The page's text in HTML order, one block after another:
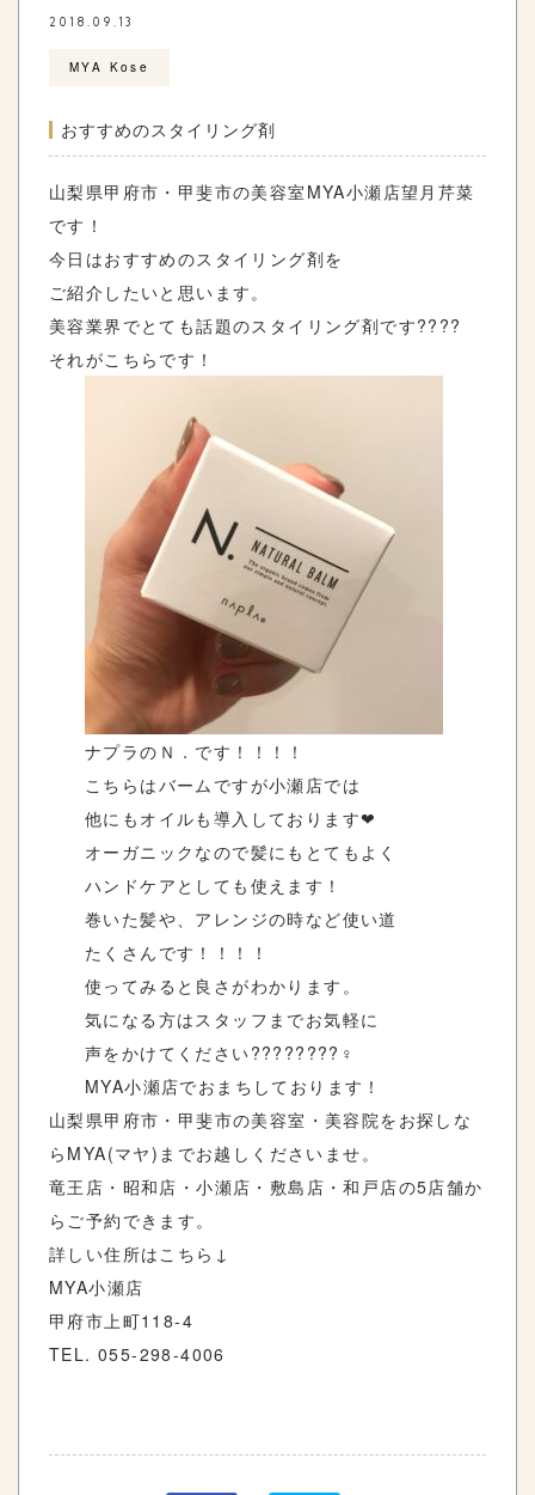
2018.09.13
MYA Kose
おすすめのスタイリング剤
山梨県甲府市・甲斐市の美容室MYA小瀬店望月芹菜
です！
今日はおすすめのスタイリング剤を
ご紹介したいと思います。
美容業界でとても話題のスタイリング剤です????
それがこちらです！
ナプラのＮ．です！！！！
こちらはバームですが小瀬店では
他にもオイルも導入しております❤︎
オーガニックなので髪にもとてもよく
ハンドケアとしても使えます！
巻いた髪や、アレンジの時など使い道
たくさんです！！！！
使ってみると良さがわかります。
気になる方はスタッフまでお気軽に
声をかけてください????????‍♀️
MYA小瀬店でおまちしております！
山梨県甲府市・甲斐市の美容室・美容院をお探しな
らMYA(マヤ)までお越しくださいませ。
竜王店・昭和店・小瀬店・敷島店・和戸店の5店舗か
らご予約できます。
詳しい住所はこちら↓
MYA小瀬店
甲府市上町118-4
TEL. 055-298-4006